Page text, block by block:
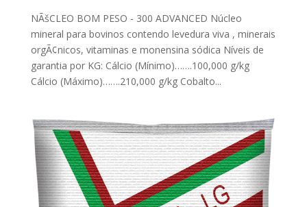
NÃšCLEO BOM PESO - 300 ADVANCED Núcleo
mineral para bovinos contendo levedura viva , minerais
orgÃ¢nicos, vitaminas e monensina sódica Níveis de
garantia por KG: Cálcio (Mínimo)…….100,000 g/kg
Cálcio (Máximo)…….210,000 g/kg Cobalto...